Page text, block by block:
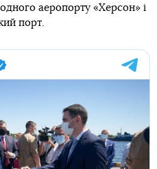
аеропорту «Херсон» і
порт.